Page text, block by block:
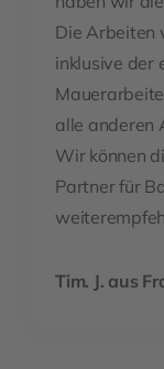
Die Arbeiten
inklusive der
alle anderen
Wir können
Partner für
Tim. J. aus